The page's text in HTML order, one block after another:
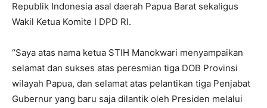
Republik Indonesia asal daerah Papua Barat sekaligus
Wakil Ketua Komite I DPD RI.
“Saya atas nama ketua STIH Manokwari menyampaikan
selamat dan sukses atas peresmian tiga DOB Provinsi
wilayah Papua, dan selamat atas pelantikan tiga Penjabat
Gubernur yang baru saja dilantik oleh Presiden melalui